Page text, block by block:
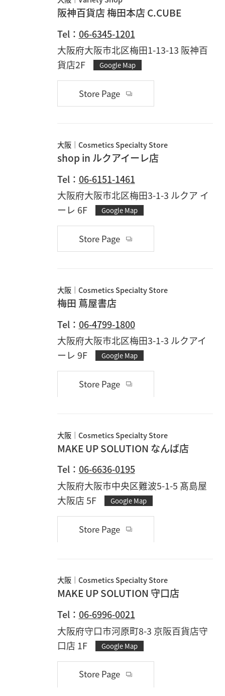
阪神百貨店 梅田本店 C.CUBE
Tel： 06-6345-1201
大阪府大阪市北区梅田1-13-13 阪神百
貨店2F
Google Map
Store Page
大阪 Cosmetics Specialty Store
shop in ルクアイーレ店
Tel： 06-6151-1461
大阪府大阪市北区梅田3-1-3 ルクア イ
ーレ 6F
Google Map
Store Page
大阪 Cosmetics Specialty Store
梅田 蔦屋書店
Tel： 06-4799-1800
大阪府大阪市北区梅田3-1-3 ルクアイ
ーレ 9F
Google Map
Store Page
大阪 Cosmetics Specialty Store
MAKE UP SOLUTION なんば店
Tel： 06-6636-0195
大阪府大阪市中央区難波5-1-5 髙島屋
大阪店 5F
Google Map
Store Page
大阪 Cosmetics Specialty Store
MAKE UP SOLUTION 守口店
Tel： 06-6996-0021
大阪府守口市河原町8-3 京阪百貨店守
口店 1F
Google Map
Store Page